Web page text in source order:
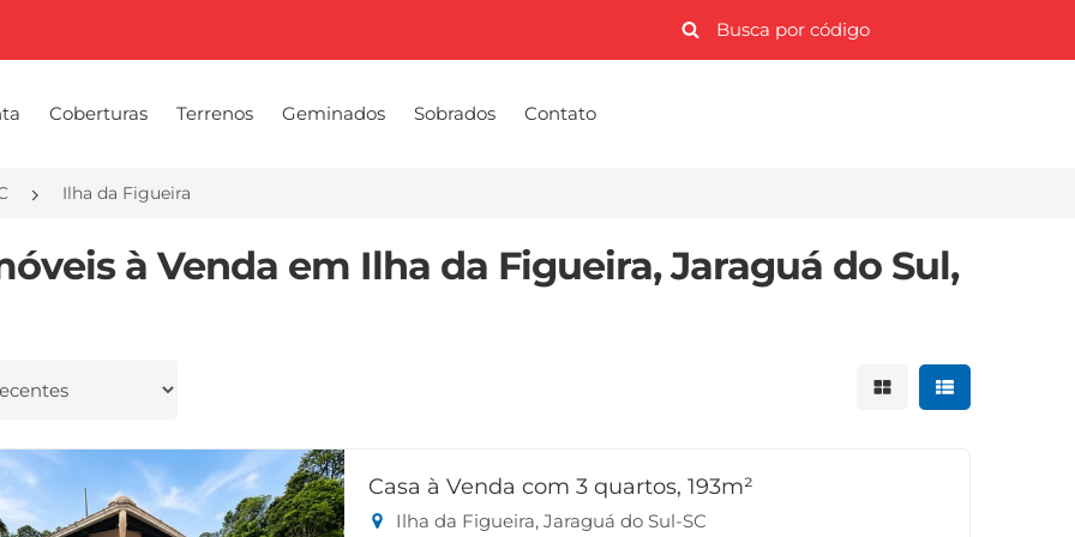
Coberturas Terrenos Geminados Sobrados Contato
Ilha da Figueira
à Venda em Ilha da Figueira, Jaraguá do Sul,
por Mostrar resultados
Mostrar
Casa à Venda com 3 quartos, 193m²
Ilha da Figueira, Jaraguá do Sul-SC